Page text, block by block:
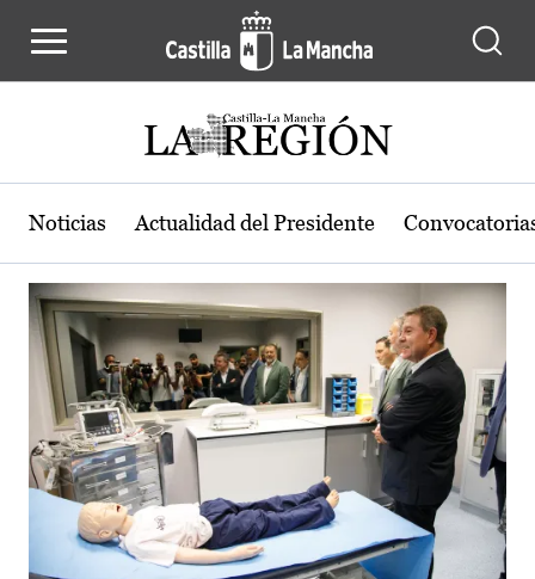
Actualidad de la región de Castilla-
Noticias Actualidad del Presidente